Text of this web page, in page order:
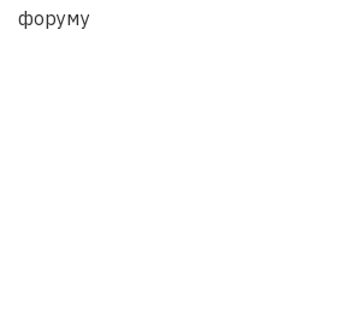
форуму